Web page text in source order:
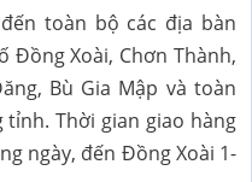
toàn bộ các địa bàn
Xoài, Chơn Thành,
Bù Gia Mập và toàn
Thời gian giao hàng
ngày, đến Đồng Xoài 1-